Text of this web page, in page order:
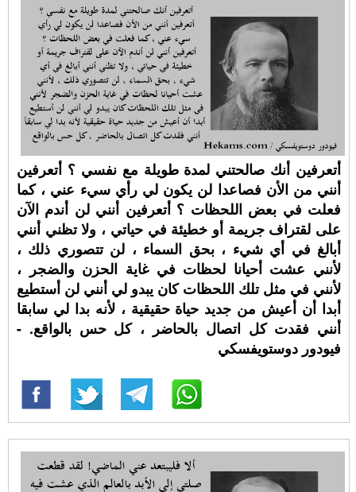
أتعرفين أنك صالحتني لمدة طويلة مع نفسي ؟ أتعرفين
أنني من الأن فصاعدا لن يكون لي رأي سيء عني ، كما
فعلت في بعض اللحظات ؟ أتعرفين أنني لن أندم الآن
على لقتراف جريمة أو خطيئة في حياتي ، ولا تظني أنني
أبالغ في أي شيء ، بحق السماء ، لن تتصوري ذلك ،
لأنني عشت أحيانا لحظات في غاية الحزن والضجر ،
لأنني في مثل تلك اللحظات كان يبدو لي أنني لن أستطيع
أبدا أن أعيش من جديد حياة حقيقية ، لأنه بدا لي سابقا
أنني فقدت كل اتصال بالحاضر ، كل حس بالواقع. -
فيودور دوستويفسكي